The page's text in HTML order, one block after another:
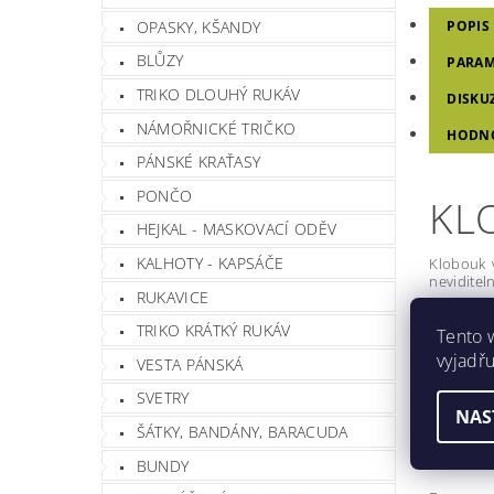
OPASKY, KŠANDY
BLŮZY
TRIKO DLOUHÝ RUKÁV
NÁMOŘNICKÉ TRIČKO
PÁNSKÉ KRAŤASY
PONČO
HEJKAL - MASKOVACÍ ODĚV
KALHOTY - KAPSÁČE
RUKAVICE
TRIKO KRÁTKÝ RUKÁV
VESTA PÁNSKÁ
SVETRY
ŠÁTKY, BANDÁNY, BARACUDA
BUNDY
POPIS
Klobouk
po
čtyři
Tento